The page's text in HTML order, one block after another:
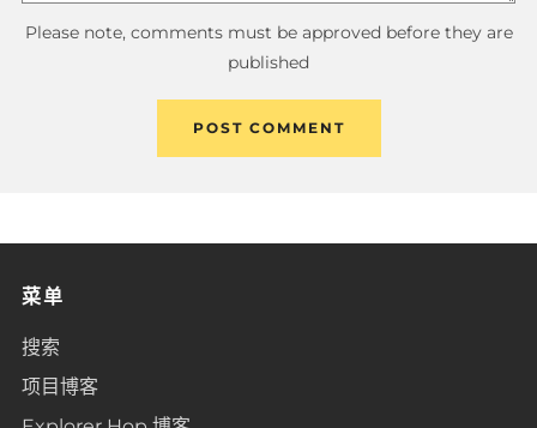
Please note, comments must be approved before they are
published
菜单
搜索
项目博客